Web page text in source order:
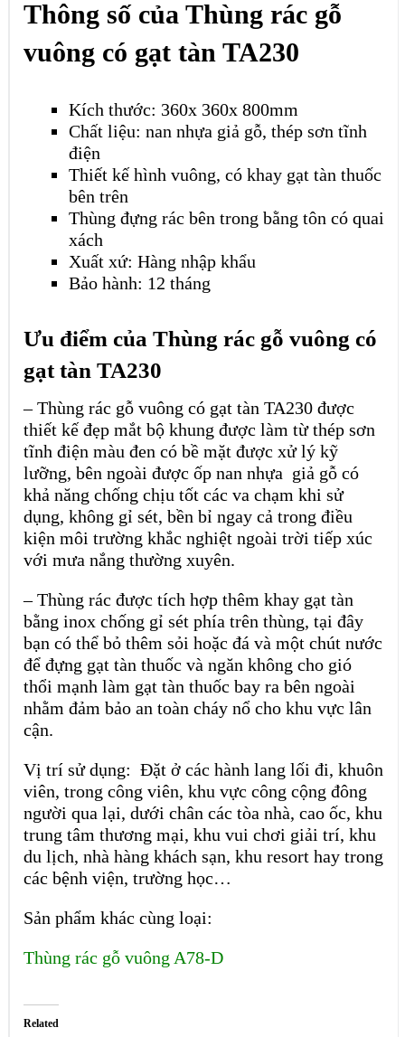
Thông số của Thùng rác gỗ
vuông có gạt tàn TA230
Kích thước: 360x 360x 800mm
Chất liệu: nan nhựa giả gỗ, thép sơn tĩnh
điện
Thiết kế hình vuông, có khay gạt tàn thuốc
bên trên
Thùng đựng rác bên trong bằng tôn có quai
xách
Xuất xứ: Hàng nhập khẩu
Bảo hành: 12 tháng
Ưu điểm của Thùng rác gỗ vuông có
gạt tàn TA230
– Thùng rác gỗ vuông có gạt tàn TA230 được
thiết kế đẹp mắt bộ khung được làm từ thép sơn
tĩnh điện màu đen có bề mặt được xử lý kỹ
lưỡng, bên ngoài được ốp nan nhựa giả gỗ có
khả năng chống chịu tốt các va chạm khi sử
dụng, không gỉ sét, bền bỉ ngay cả trong điều
kiện môi trường khắc nghiệt ngoài trời tiếp xúc
với mưa nắng thường xuyên.
– Thùng rác được tích hợp thêm khay gạt tàn
bằng inox chống gỉ sét phía trên thùng, tại đây
bạn có thể bỏ thêm sỏi hoặc đá và một chút nước
để đựng gạt tàn thuốc và ngăn không cho gió
thổi mạnh làm gạt tàn thuốc bay ra bên ngoài
nhằm đảm bảo an toàn cháy nổ cho khu vực lân
cận.
Vị trí sử dụng: Đặt ở các hành lang lối đi, khuôn
viên, trong công viên, khu vực công cộng đông
người qua lại, dưới chân các tòa nhà, cao ốc, khu
trung tâm thương mại, khu vui chơi giải trí, khu
du lịch, nhà hàng khách sạn, khu resort hay trong
các bệnh viện, trường học…
Sản phẩm khác cùng loại:
Thùng rác gỗ vuông A78-D
Related